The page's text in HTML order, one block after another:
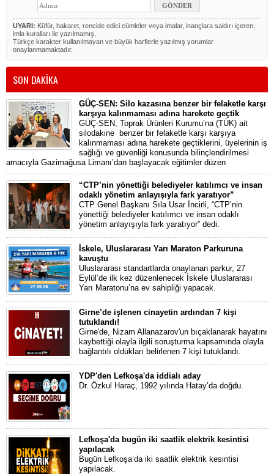
UYARI: Küfür, hakaret, rencide edici cümleler veya imalar, inançlara saldırı içeren,
imla kuralları ile yazılmamış,
Türkçe karakter kullanılmayan ve büyük harflerle yazılmış yorumlar
onaylanmamaktadır.
SON DAKİKA
GÜÇ-SEN: Silo kazasına benzer bir felaketle karşı
karşıya kalınmaması adına harekete geçtik
GÜÇ-SEN, Toprak Ürünleri Kurumu’na (TÜK) ait
silodakine benzer bir felaketle karşı karşıya
kalınmaması adına harekete geçtiklerini, üyelerinin iş
sağlığı ve güvenliği konusunda bilinçlendirilmesi
amacıyla Gazimağusa Limanı’dan başlayacak eğitimler düzen
“CTP’nin yönettiği belediyeler katılımcı ve insan
odaklı yönetim anlayışıyla fark yaratıyor”
CTP Genel Başkanı Sıla Usar İncirli, “CTP’nin
yönettiği belediyeler katılımcı ve insan odaklı
yönetim anlayışıyla fark yaratıyor” dedi.
İskele, Uluslararası Yarı Maraton Parkuruna
kavuştu
Uluslararası standartlarda onaylanan parkur, 27
Eylül’de ilk kez düzenlenecek İskele Uluslararası
Yarı Maratonu’na ev sahipliği yapacak.
Girne’de işlenen cinayetin ardından 7 kişi
tutuklandı!
Girne'de, Nizam Allanazarov'un bıçaklanarak hayatını
kaybettiği olayla ilgili soruşturma kapsamında olayla
bağlantılı oldukları belirlenen 7 kişi tutuklandı.
YDP'den Lefkoşa'da iddialı aday
Dr. Özkul Haraç, 1992 yılında Hatay’da doğdu.
Lefkoşa'da bugün iki saatlik elektrik kesintisi
yapılacak
Bugün Lefkoşa’da iki saatlik elektrik kesintisi
yapılacak.